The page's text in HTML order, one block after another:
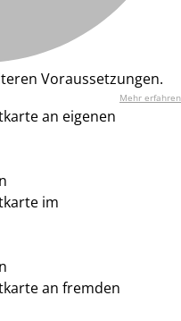
Voraussetzungen.
Mehr erfahren
an eigenen
im
an fremden